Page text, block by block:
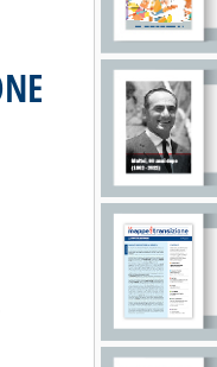
'BANDO MINISTERO